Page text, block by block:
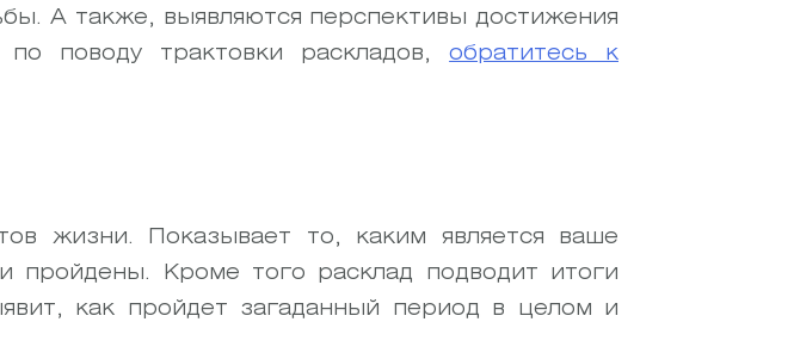
А также, выявляются перспективы достижения
поводу трактовки раскладов,обратитесь к
жизни. Показывает то, каким является ваше
Кроме того расклад подводит итоги
как пройдет загаданный период в целом и